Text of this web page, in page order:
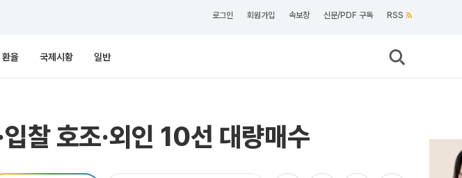
로그인 회원가입 속보창 신문/PDF 구독 RSS
환율 국제시황 일반
찰 호조·외인 10선 대량매수